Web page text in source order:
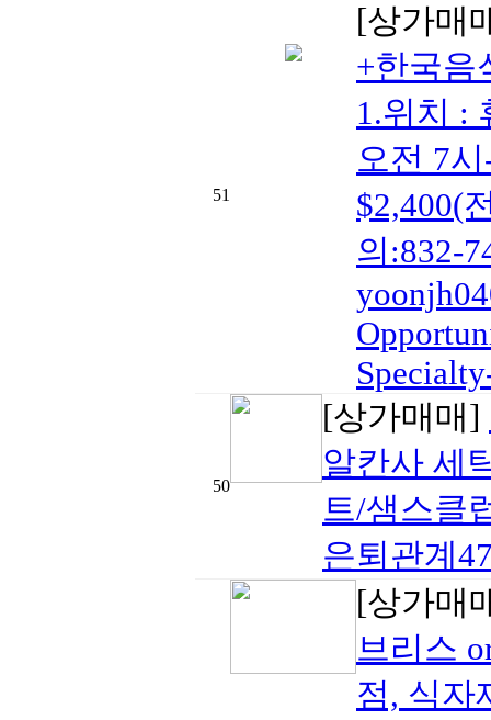
51
[상가매
+한국음
1.위치 :
오전 7
$2,400(
의:832-
50
[상가매매]
알칸사 세
트/샘스클
은퇴관계
[상가매
브리스
점, 식자